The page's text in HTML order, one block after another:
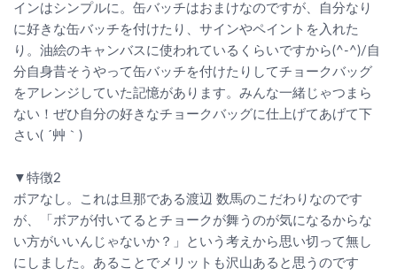
インはシンプルに。缶バッチはおまけなのですが、自分なり
に好きな缶バッチを付けたり、サインやペイントを入れた
り。油絵のキャンバスに使われているくらいですから(^-^)/自
分自身昔そうやって缶バッチを付けたりしてチョークバッグ
をアレンジしていた記憶があります。みんな一緒じゃつまら
ない！ぜひ自分の好きなチョークバッグに仕上げてあげて下
さい( ´艸｀)
▼特徴2
ボアなし。これは旦那である渡辺 数馬のこだわりなのです
が、「ボアが付いてるとチョークが舞うのが気になるからな
い方がいいんじゃないか？」という考えから思い切って無し
にしました。あることでメリットも沢山あると思うのです